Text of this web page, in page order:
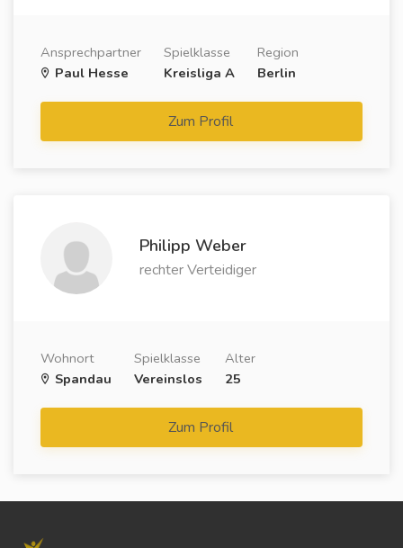
Ansprechpartner
Paul Hesse
Spielklasse
Kreisliga A
Region
Berlin
Zum Profil
Philipp Weber
rechter Verteidiger
Wohnort
Spandau
Spielklasse
Vereinslos
Alter
25
Zum Profil